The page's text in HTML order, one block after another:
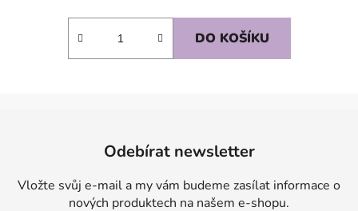
DO KOŠÍKU
Odebírat newsletter
Vložte svůj e-mail a my vám budeme zasílat informace o
nových produktech na našem e-shopu.